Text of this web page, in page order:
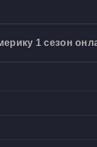
1 сезон